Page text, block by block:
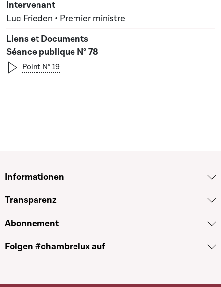
Luc Frieden • Premier ministre
Séance publique N° 78
Point N° 19
Informationen
Transparenz
Abonnement
Folgen #chambrelux auf